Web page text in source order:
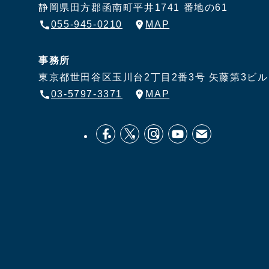
静岡県田方郡函南町平井1741 番地の61
055-945-0210
MAP
事務所
東京都世田谷区玉川台2丁目2番3号 矢藤第3ビル
03-5797-3371
MAP